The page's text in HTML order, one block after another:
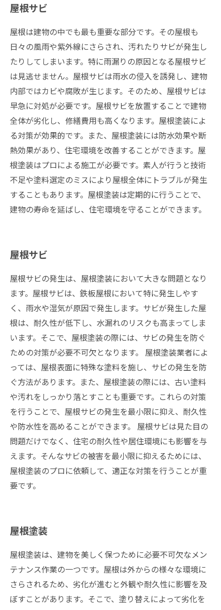
屋根サビ
屋根は建物の中でも最も重要な部分です。その屋根も
日々の風雨や紫外線にさらされ、汚れたりサビが発生し
たりしてしまいます。特に雨漏りの原因となる屋根サビ
は見逃せません。屋根サビは雨水の侵入を誘発し、建物
内部ではカビや腐敗が生じます。そのため、屋根サビは
早急に対処が必要です。屋根サビを放置することで建物
全体が劣化し、修繕費用も高くなります。屋根塗装によ
る対策が効果的です。また、屋根塗装には防水効果や断
熱効果があり、住宅環境を改善することができます。屋
根塗装はプロによる施工が必要です。素人が行うと技術
不足や塗料選定のミスにより屋根全体にトラブルが発生
することもあります。屋根塗装は定期的に行うことで、
建物の寿命を延ばし、住宅環境を守ることができます。
屋根サビ
屋根サビの発生は、屋根塗装において大きな問題となり
ます。屋根サビは、鉄板屋根において特に発生しやす
く、雨水や湿気が原因で発生します。サビが発生した屋
根は、耐久性が低下し、水漏れのリスクも高まってしま
います。そこで、屋根塗装の際には、サビの発生を防ぐ
ための対策が必要不可欠となります。 屋根塗装業者によ
っては、屋根表面に特殊な塗料を施し、サビの発生を防
ぐ方法があります。また、屋根塗装の際には、古い塗料
や汚れをしっかり落とすことも重要です。これらの対策
を行うことで、屋根サビの発生を最小限に抑え、耐久性
や防水性を高めることができます。 屋根サビは見た目の
問題だけでなく、住宅の耐久性や居住環境にも影響を与
えます。そんなサビの被害を最小限に抑えるためには、
屋根塗装のプロに依頼して、適正な対策を行うことが重
要です。
屋根塗装
屋根塗装は、建物を美しく保つために必要不可欠なメン
テナンス作業の一つです。屋根は外からの様々な環境に
さらされるため、劣化が進むと外観や耐久性に影響を及
ぼすことがあります。そこで、塗り替えによって劣化を